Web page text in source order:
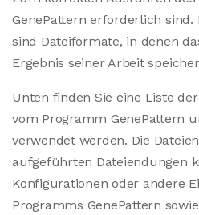
GenePattern erforderlich sind.
sind Dateiformate, in denen
Ergebnis seiner Arbeit
Unten finden Sie eine Liste
vom Programm GenePattern
verwendet werden. Die
aufgeführten Dateiendungen
Konfigurationen oder andere
Programms GenePattern